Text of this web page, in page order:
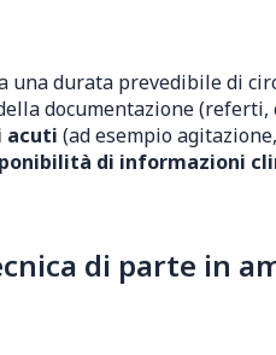
durata prevedibile di
documentazione
acuti (ad esempio
di informazioni
di parte in